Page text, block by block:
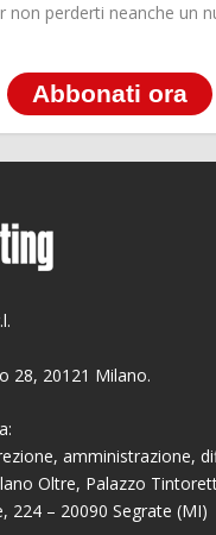
non perderti neanche un
Abbonati ora
28, 20121 Milano.
amministrazione,
Oltre, Palazzo
224 – 20090 Segrate (MI)